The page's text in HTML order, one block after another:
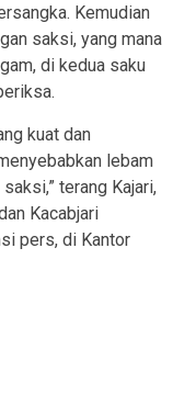
Kemudian
saksi, yang mana
di kedua saku
kuat dan
lebam
terang Kajari,
Kacabjari
pers, di Kantor